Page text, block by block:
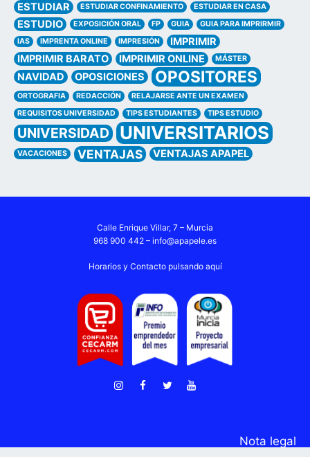
ESTUDIAR ESTUDIAR CONFINAMIENTO ESTUDIAR EN CASA
ESTUDIO EXPOSICIÓN ORAL FP GUIA
GUIA PARA IMPRIRMIR
IAS
IMPRENTA ONLINE IMPRESIÓN
IMPRIMIR
IMPRIMIR BARATO
IMPRIMIR ONLINE MÁSTER
NAVIDAD OPOSICIONES OPOSITORES
ORTOGRAFIA REDACCIÓN
RELAJARSE ANTE UN EXAMEN
REQUISITOS UNIVERSIDAD
TIPS ESTUDIANTES TIPS ESTUDIO
UNIVERSIDAD UNIVERSITARIOS
VACACIONES VENTAJAS VENTAJAS APAPEL
Calle Enrique Villar, 7 – Murcia
968 900 442 – info@apapele.es
Horarios y Contacto pulsando aquí
Nota legal